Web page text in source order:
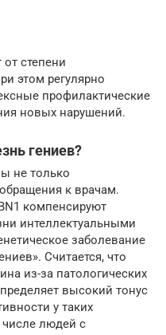
степени
этом регулярно
профилактические
новых нарушений.
гениев?
не только
к врачам.
компенсируют
интеллектуальными
заболевание
Считается, что
из-за патологических
высокий тонус
у таких
людей с